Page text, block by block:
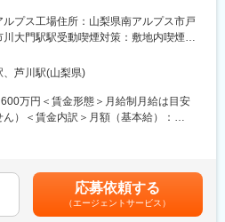
の実施
書の作成
ト
の調査
みの整理
設備検討
ポート
気設計全般をお任せします。既存製品の
、新製品開発など、設計から立ち上げ
できるポジションです。
にかかわらず、入社後はメンター制度に
ターの3名でフォローし、早期にご活躍
しています。
御の適用・パラメータ調整
る装置立ち上げ支援・調整・検証業務
ルプス工場住所：山梨県南アルプス市戸
大門駅駅受動喫煙対策：敷地内喫煙可
芦川駅(山梨県)
万円＜賃金形態＞月給制月給は目安
ん）＜賃金内訳＞月額（基本給）：
同社社内規定に準じ優遇いたします。賃
額であり、選考を通じて上下する可能性
固定手当を含めた表記です。
応募依頼する
（エージェントサービス）